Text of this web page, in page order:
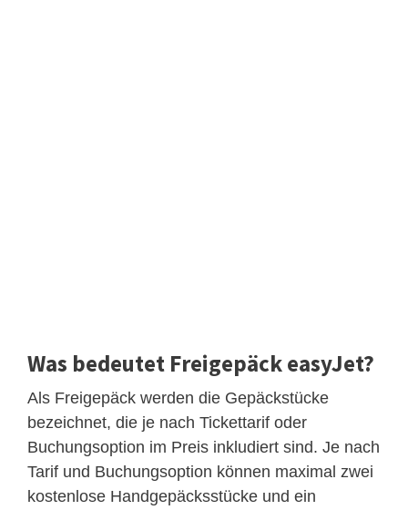
Was bedeutet Freigepäck easyJet?
Als Freigepäck werden die Gepäckstücke
bezeichnet, die je nach Tickettarif oder
Buchungsoption im Preis inkludiert sind. Je nach
Tarif und Buchungsoption können maximal zwei
kostenlose Handgepäcksstücke und ein